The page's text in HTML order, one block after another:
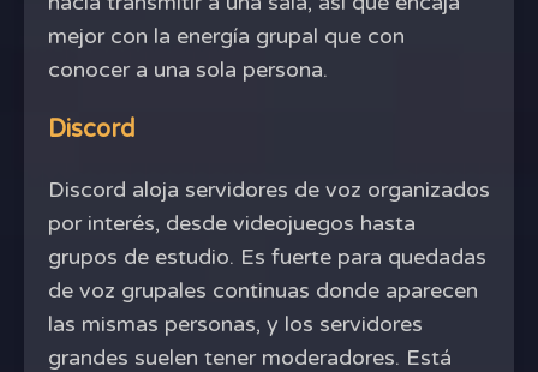
mejor con la energía grupal que con
conocer a una sola persona.
Discord
Discord aloja servidores de voz organizados
por interés, desde videojuegos hasta
grupos de estudio. Es fuerte para quedadas
de voz grupales continuas donde aparecen
las mismas personas, y los servidores
grandes suelen tener moderadores. Está